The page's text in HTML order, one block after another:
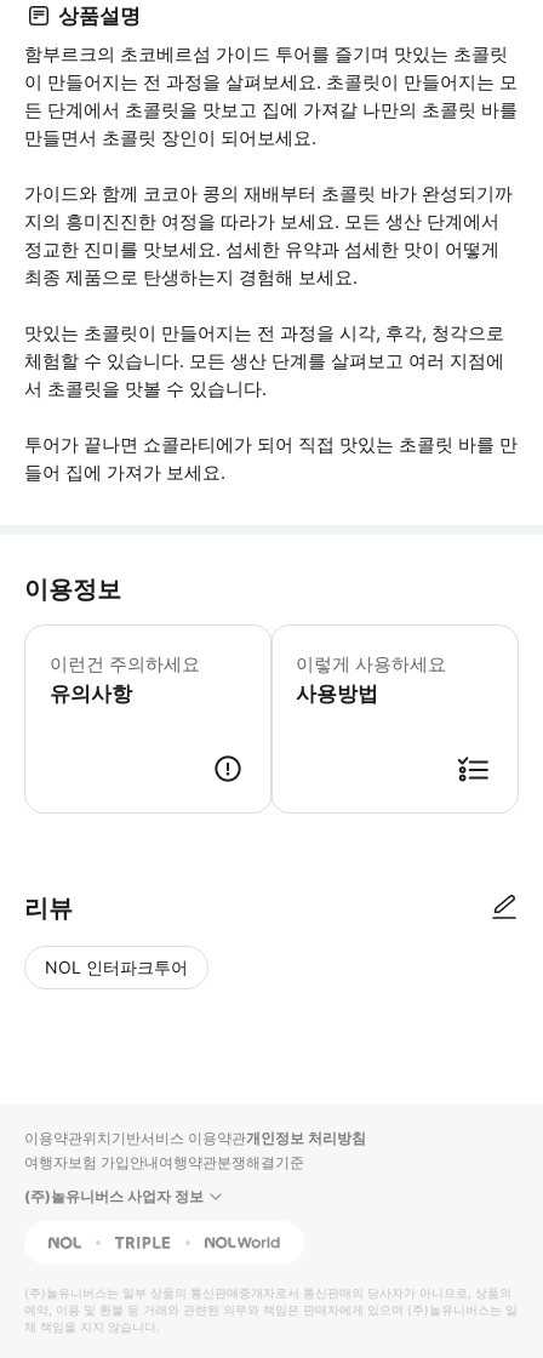
상품설명
함부르크의 초코베르섬 가이드 투어를 즐기며 맛있는 초콜릿
이 만들어지는 전 과정을 살펴보세요. 초콜릿이 만들어지는 모
든 단계에서 초콜릿을 맛보고 집에 가져갈 나만의 초콜릿 바를
만들면서 초콜릿 장인이 되어보세요.
가이드와 함께 코코아 콩의 재배부터 초콜릿 바가 완성되기까
지의 흥미진진한 여정을 따라가 보세요. 모든 생산 단계에서
정교한 진미를 맛보세요. 섬세한 유약과 섬세한 맛이 어떻게
최종 제품으로 탄생하는지 경험해 보세요.
맛있는 초콜릿이 만들어지는 전 과정을 시각, 후각, 청각으로
체험할 수 있습니다. 모든 생산 단계를 살펴보고 여러 지점에
서 초콜릿을 맛볼 수 있습니다.
투어가 끝나면 쇼콜라티에가 되어 직접 맛있는 초콜릿 바를 만
들어 집에 가져가 보세요.
이용정보
이런건 주의하세요
유의사항
- 티켓은 개인에게 구속되지 않습니
이렇게 사용하세요
사용방법
리뷰
NOL 인터파크투어
입니
다.
높
은
순
동
영
상
순
상
이용약관위치기반서비스 이용약관개인정보 처리방침
여행자보험 가입안내여행약관분쟁해결기준
(주)놀유니버스 사업자 정보
NOL Triple Interpark Global
(주)놀유니버스는 일부 상품의 통신판매중개자로서 통신판매의 당사자가 아니므로, 상품의
예약, 이용 및 환불 등 거래와 관련된 의무와 책임은 판매자에게 있으며 (주)놀유니버스는 일
체 책임을 지지 않습니다.